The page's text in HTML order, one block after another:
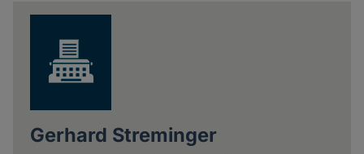
Gerhard Streminger